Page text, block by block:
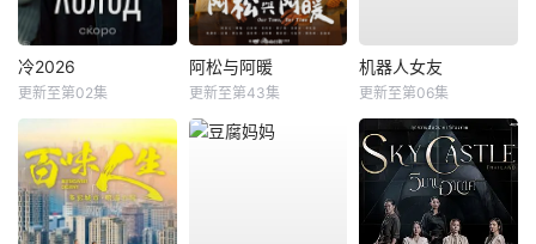
冷2026
更新至第02集
阿松与阿暖
更新至第43集
机器人女友
更新至第06集